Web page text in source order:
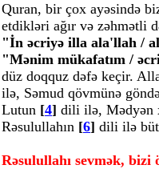
Quran, bir çox ayəsində
etdikləri ağır və zəhmətli
"İn əcriyə illa ala'llah /
"Mənim mükafatım /
düz doqquz dəfə keçir.
ilə, Səmud qövmünə
Lutun [4] dili ilə, Mədyən
Rəsulullahın [6] dili ilə
Rəsulullahı sevmək, bizi